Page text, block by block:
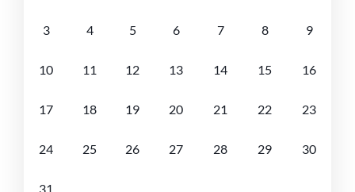
3 4 5 6 7 8 9
10 11 12 13 14 15 16
17 18 19 20 21 22 23
24 25 26 27 28 29 30
31